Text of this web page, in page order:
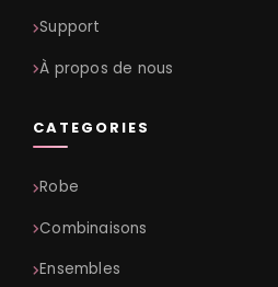
Support
À propos de nous
CATEGORIES
Robe
Combinaisons
Ensembles